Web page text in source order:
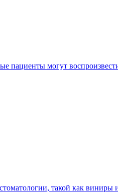
пациенты могут
такой как виниры